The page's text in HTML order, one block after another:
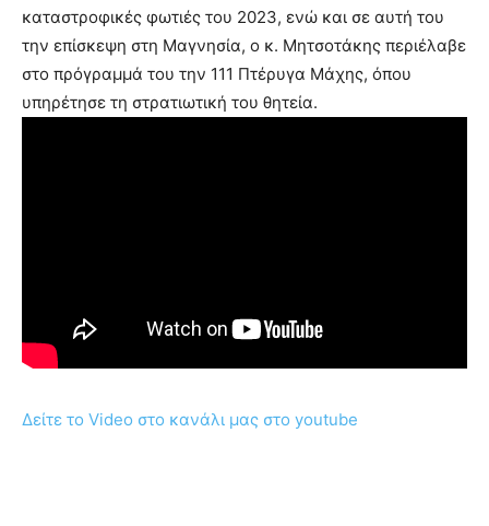
καταστροφικές φωτιές του 2023, ενώ και σε αυτή του
την επίσκεψη στη Μαγνησία, ο κ. Μητσοτάκης περιέλαβε
στο πρόγραμμά του την 111 Πτέρυγα Μάχης, όπου
υπηρέτησε τη στρατιωτική του θητεία.
Δείτε το Video στο κανάλι μας στο youtube